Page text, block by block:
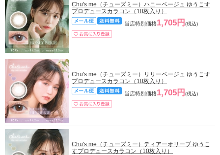
Chu's me（チューズミー）ハニーベージュ ゆうこす
プロデュースカラコン（10枚入り）
当店特別価格1,705円 (税込)
Chu's me（チューズミー）リリーベージュ ゆうこす
プロデュースカラコン（10枚入り）
当店特別価格1,705円 (税込)
Chu's me（チューズミー）ティアーオリーブ ゆうこ
すプロデュースカラコン（10枚入り）